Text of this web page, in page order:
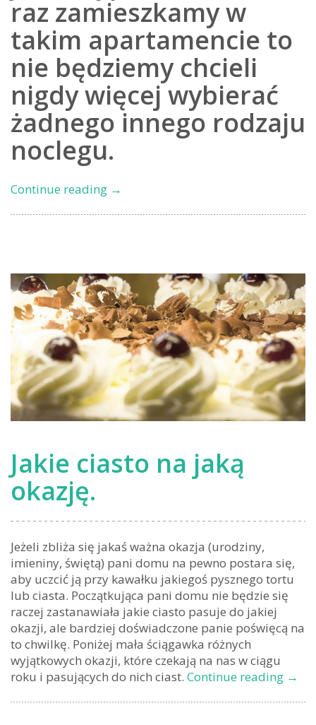
raz zamieszkamy w
takim apartamencie to
nie będziemy chcieli
nigdy więcej wybierać
żadnego innego rodzaju
noclegu.
Continue reading Apartamenty
→
Jakie ciasto na jaką
okazję.
Jeżeli zbliża się jakaś ważna okazja (urodziny,
imieniny, świętą) pani domu na pewno postara się,
aby uczcić ją przy kawałku jakiegoś pysznego tortu
lub ciasta. Początkująca pani domu nie będzie się
raczej zastanawiała jakie ciasto pasuje do jakiej
okazji, ale bardziej doświadczone panie poświęcą na
to chwilkę. Poniżej mała ściągawka różnych
wyjątkowych okazji, które czekają na nas w ciągu
roku i pasujących do nich ciast. Continue reading Jakie
→